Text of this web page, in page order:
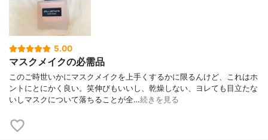
5.00
マスクメイクの必需品
このご時世いかにマスクメイクを上手くするかに限るんけど、これはホ
ントにとにかく良い。笑伸びもいいし、乾燥しない、ヨレても目立たな
いしマスクについて落ちることが全…続きを見る